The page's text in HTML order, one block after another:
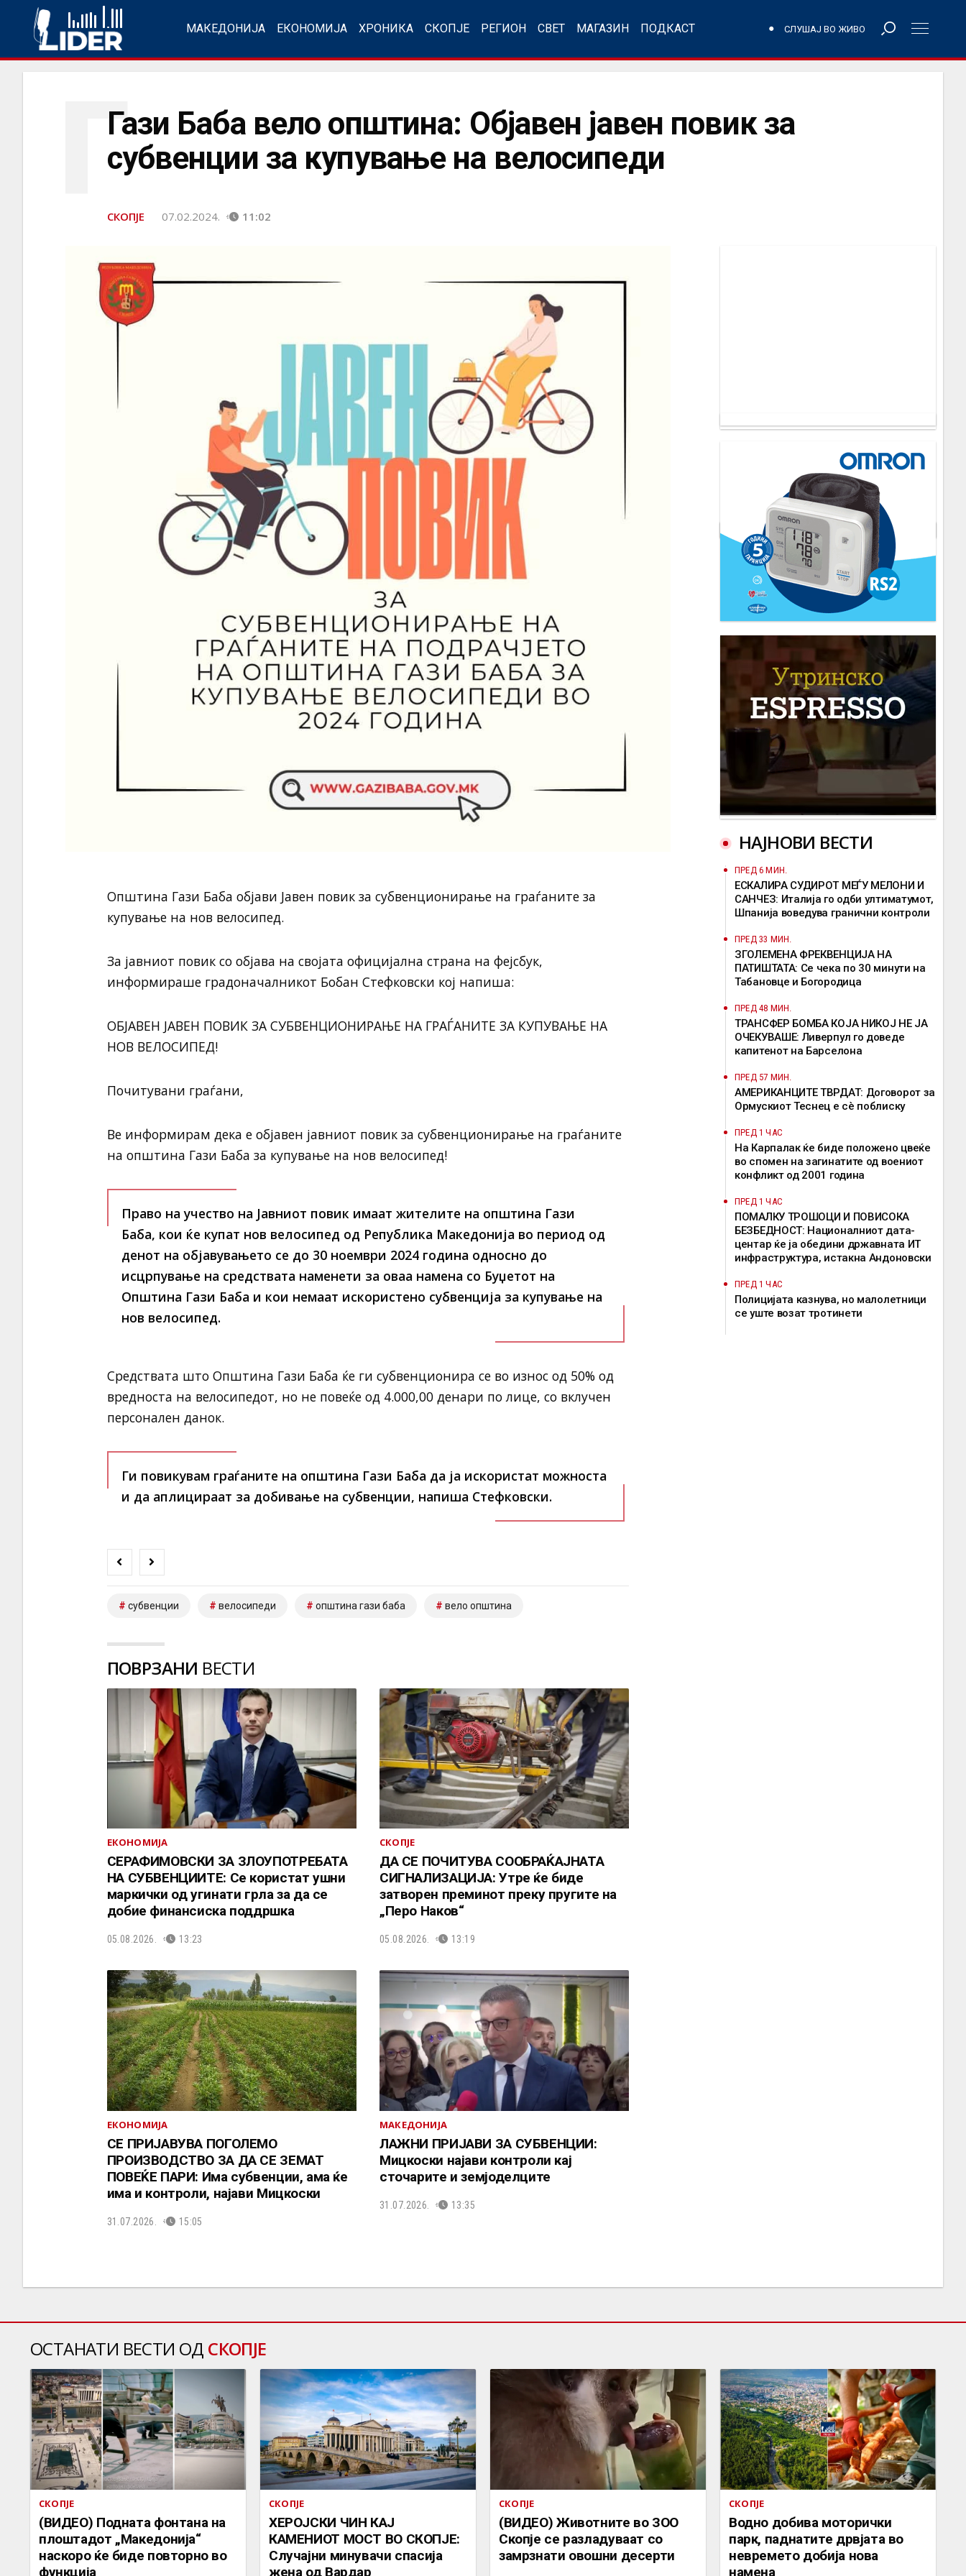
МАКЕДОНИЈА ЕКОНОМИЈА ХРОНИКА СКОПЈЕ РЕГИОН СВЕТ МАГАЗИН ПОДКАСТ СЛУШАЈ ВО ЖИВО
Гази Баба вело општина: Објавен јавен повик за
субвенции за купување на велосипеди
Г
СКОПЈЕ 07.02.2024. 11:02
Општина Гази Баба објави Јавен повик за субвенционирање на граѓаните за
купување на нов велосипед.
За јавниот повик со објава на својата официјална страна на фејсбук,
информираше градоначалникот Бобан Стефковски кој напиша:
ОБЈАВЕН ЈАВЕН ПОВИК ЗА СУБВЕНЦИОНИРАЊЕ НА ГРАЃАНИТЕ ЗА КУПУВАЊЕ НА
НОВ ВЕЛОСИПЕД!
Почитувани граѓани,
Ве информирам дека е објавен јавниот повик за субвенционирање на граѓаните
на општина Гази Баба за купување на нов велосипед!
Право на учество на Јавниот повик имаат жителите на општина Гази
Баба, кои ќе купат нов велосипед од Република Македонија во период од
денот на објавувањето се до 30 ноември 2024 година односно до
исцрпување на средствата наменети за оваа намена со Буџетот на
Општина Гази Баба и кои немаат искористено субвенција за купување на
нов велосипед.
Средствата што Општина Гази Баба ќе ги субвенционира се во износ од 50% од
вредноста на велосипедот, но не повеќе од 4.000,00 денари по лице, со вклучен
персонален данок.
Ги повикувам граѓаните на општина Гази Баба да ја искористат можноста
и да аплицираат за добивање на субвенции, напиша Стефковски.
субвенции велосипеди општина гази баба вело општина
ПОВРЗАНИ ВЕСТИ
ЕКОНОМИЈА
СЕРАФИМОВСКИ ЗА ЗЛОУПОТРЕБАТА
НА СУБВЕНЦИИТЕ: Се користат ушни
маркички од угинати грла за да се
добие финансиска поддршка
05.08.2026. 13:23
СКОПЈЕ
ДА СЕ ПОЧИТУВА СООБРАЌАЈНАТА
СИГНАЛИЗАЦИЈА: Утре ќе биде
затворен преминот преку пругите на
„Перо Наков“
05.08.2026. 13:19
ЕКОНОМИЈА
СЕ ПРИЈАВУВА ПОГОЛЕМО
ПРОИЗВОДСТВО ЗА ДА СЕ ЗЕМАТ
ПОВЕЌЕ ПАРИ: Има субвенции, ама ќе
има и контроли, најави Мицкоски
31.07.2026. 15:05
МАКЕДОНИЈА
ЛАЖНИ ПРИЈАВИ ЗА СУБВЕНЦИИ:
Мицкоски најави контроли кај
сточарите и земјоделците
31.07.2026. 13:35
НАЈНОВИ ВЕСТИ
ПРЕД 6 МИН.
ЕСКАЛИРА СУДИРОТ МЕЃУ МЕЛОНИ И
САНЧЕЗ: Италија го одби ултиматумот,
Шпанија воведува гранични контроли
ПРЕД 33 МИН.
ЗГОЛЕМЕНА ФРЕКВЕНЦИЈА НА
ПАТИШТАТА: Се чека по 30 минути на
Табановце и Богородица
ПРЕД 48 МИН.
ТРАНСФЕР БОМБА КОЈА НИКОЈ НЕ ЈА
ОЧЕКУВАШЕ: Ливерпул го доведе
капитенот на Барселона
ПРЕД 57 МИН.
АМЕРИКАНЦИТЕ ТВРДАТ: Договорот за
Ормускиот Теснец е сè поблиску
ПРЕД 1 ЧАС
На Карпалак ќе биде положено цвеќе
во спомен на загинатите од воениот
конфликт од 2001 година
ПРЕД 1 ЧАС
ПОМАЛКУ ТРОШОЦИ И ПОВИСОКА
БЕЗБЕДНОСТ: Националниот дата-
центар ќе ја обедини државната ИТ
инфраструктура, истакна Андоновски
ПРЕД 1 ЧАС
Полицијата казнува, но малолетници
се уште возат тротинети
ОСТАНАТИ ВЕСТИ ОД СКОПЈЕ
СКОПЈЕ
(ВИДЕО) Подната фонтана на
плоштадот „Македонија“
наскоро ќе биде повторно во
функција
СКОПЈЕ
ХЕРОЈСКИ ЧИН КАЈ
КАМЕНИОТ МОСТ ВО СКОПЈЕ:
Случајни минувачи спасија
жена од Вардар
СКОПЈЕ
(ВИДЕО) Животните во ЗОО
Скопје се разладуваат со
замрзнати овошни десерти
СКОПЈЕ
Водно добива моторички
парк, паднатите дрвјата во
невремето добија нова
намена